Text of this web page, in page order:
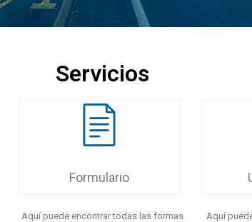
Servicios
Formulario
Aquí puede encontrar todas las formas
Aquí